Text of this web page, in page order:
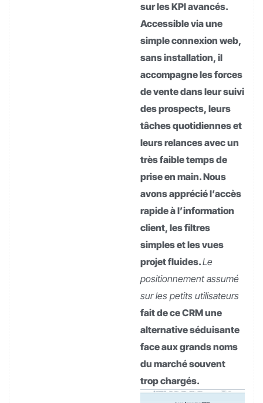
sur les KPI avancés.
Accessible via une
simple connexion web,
sans installation, il
accompagne les forces
de vente dans leur suivi
des prospects, leurs
tâches quotidiennes et
leurs relances avec un
très faible temps de
prise en main. Nous
avons apprécié l’accès
rapide à l’information
client, les filtres
simples et les vues
projet fluides.Le
positionnement assumé
sur les petits utilisateurs
fait de ce CRM une
alternative séduisante
face aux grands noms
du marché souvent
trop chargés.